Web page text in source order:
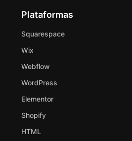
Plataformas
Squarespace
Wix
Webflow
WordPress
Elementor
Shopify
HTML